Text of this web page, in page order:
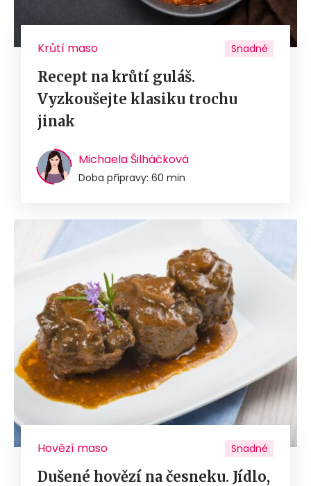
Krůtí maso Snadné
Recept na krůtí guláš.
Vyzkoušejte klasiku trochu
jinak
Michaela Šilháčková
Doba přípravy: 60 min
Hovězí maso Snadné
Dušené hovězí na česneku. Jídlo,